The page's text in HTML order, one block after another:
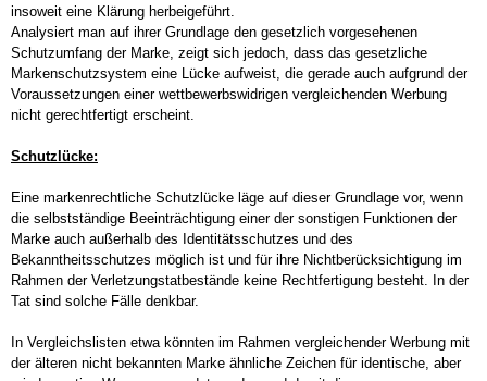
Urheberrecht
Titelrecht (Musik-, Film-, Buch-)
Persönlichkeits- und Medienrecht
Lizenzrecht
Kooperationspartner im Patentrecht
Kartellrecht
Geografische Herkunftsangaben
Firmenrecht, Namensrecht
Domainrecht
Designrecht
Datenschutzrecht
insoweit eine Klärung herbeigeführt.
Analysiert man auf ihrer Grundlage den gesetzlich vorgesehenen
Schutzumfang der Marke, zeigt sich jedoch, dass das gesetzliche
Markenschutzsystem eine Lücke aufweist, die gerade auch aufgrund der
Voraussetzungen einer wettbewerbswidrigen vergleichenden Werbung
nicht gerechtfertigt erscheint.
Schutzlücke:
Eine markenrechtliche Schutzlücke läge auf dieser Grundlage vor, wenn
die selbstständige Beeinträchtigung einer der sonstigen Funktionen der
Marke auch außerhalb des Identitätsschutzes und des
Bekanntheitsschutzes möglich ist und für ihre Nichtberücksichtigung im
Rahmen der Verletzungstatbestände keine Rechtfertigung besteht. In der
Tat sind solche Fälle denkbar.
In Vergleichslisten etwa könnten im Rahmen vergleichender Werbung mit
der älteren nicht bekannten Marke ähnliche Zeichen für identische, aber